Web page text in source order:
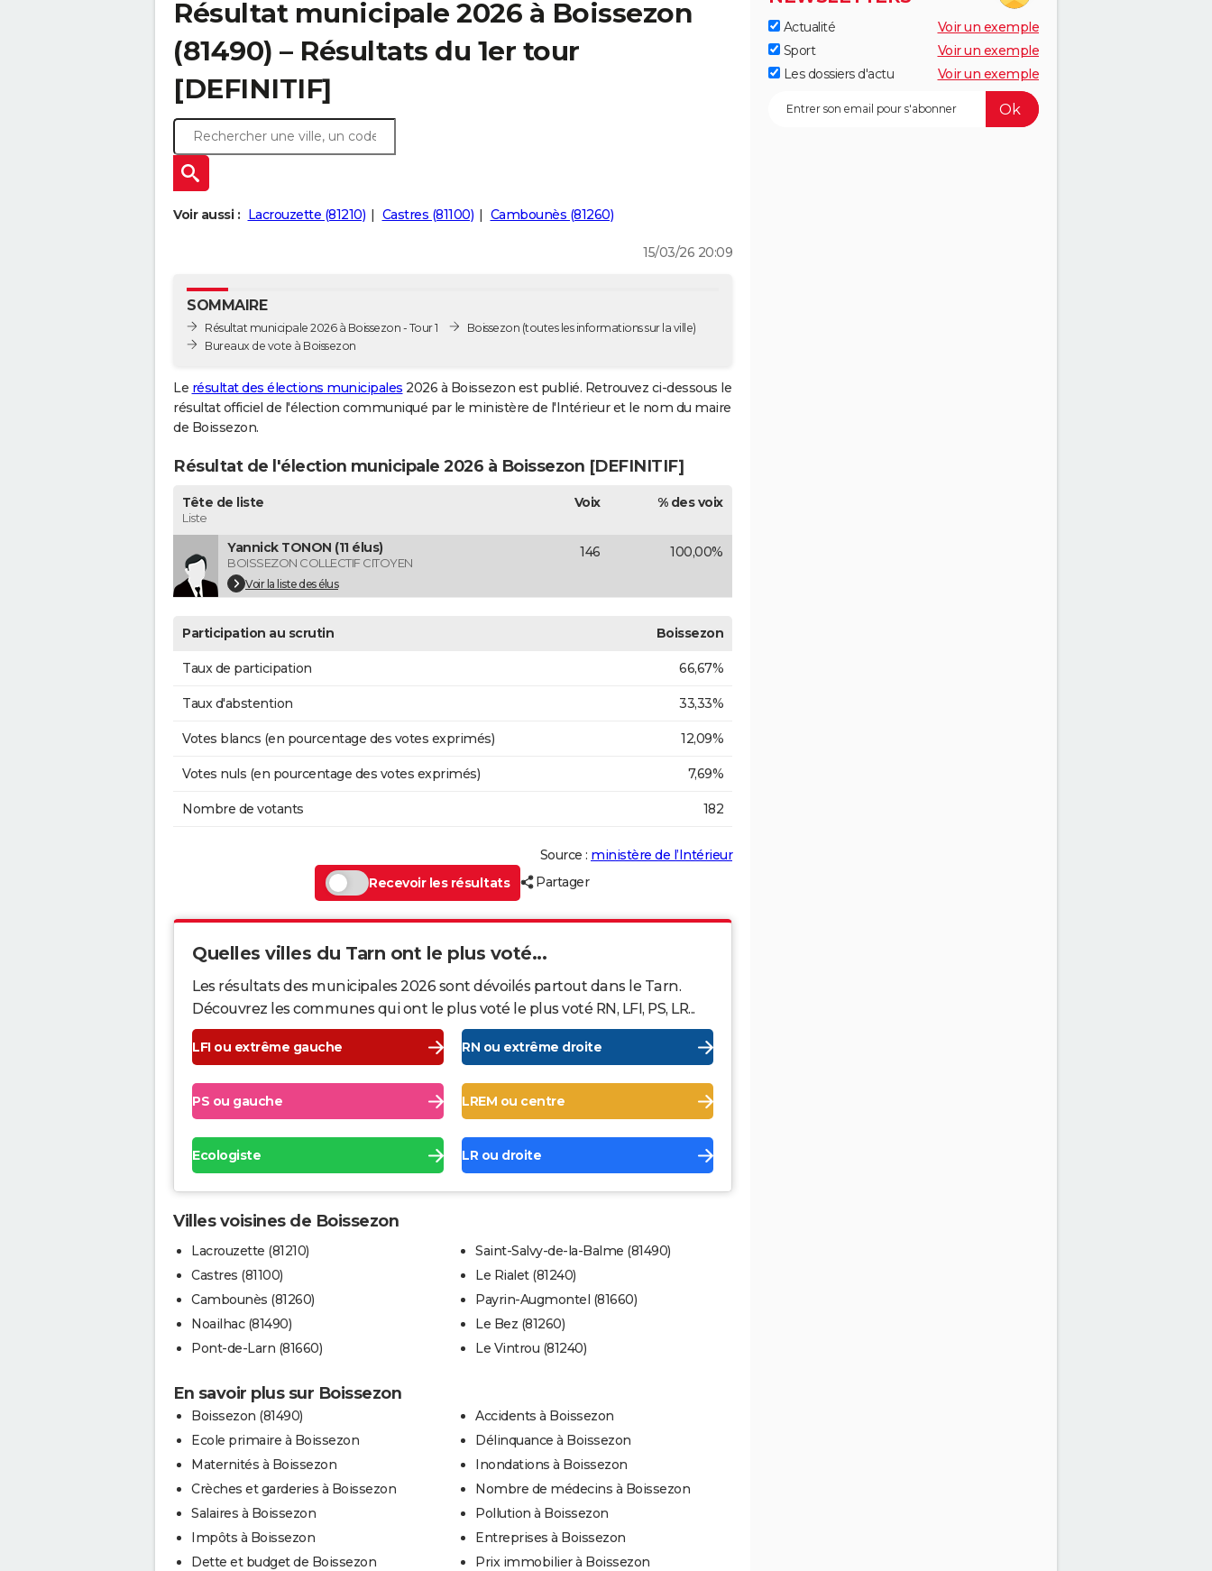
Résultat municipale 2026 à Boissezon
(81490) – Résultats du 1er tour
[DEFINITIF]
Voir aussi : Lacrouzette (81210) Castres (81100) Cambounès (81260)
15/03/26 20:09
SOMMAIRE
Résultat municipale 2026 à Boissezon - Tour 1
Bureaux de vote à Boissezon
Boissezon (toutes les informations sur la ville)
Le résultat des élections municipales 2026 à Boissezon est publié. Retrouvez ci-dessous le
résultat officiel de l'élection communiqué par le ministère de l'Intérieur et le nom du maire
de Boissezon.
Résultat de l'élection municipale 2026 à Boissezon [DEFINITIF]
Tête de liste
Liste
Voix % des voix
Yannick TONON (11 élus)
BOISSEZON COLLECTIF CITOYEN
Voir la liste des élus
146 100,00%
Participation au scrutin Boissezon
Taux de participation 66,67%
Taux d'abstention 33,33%
Votes blancs (en pourcentage des votes exprimés) 12,09%
Votes nuls (en pourcentage des votes exprimés) 7,69%
Nombre de votants 182
Source : ministère de l’Intérieur
Recevoir les résultats
Partager
Quelles villes du Tarn ont le plus voté...
Les résultats des municipales 2026 sont dévoilés partout dans le Tarn.
Découvrez les communes qui ont le plus voté le plus voté RN, LFI, PS, LR...
LFI ou extrême gauche RN ou extrême droite
PS ou gauche LREM ou centre
Ecologiste LR ou droite
Villes voisines de Boissezon
Lacrouzette (81210)
Castres (81100)
Cambounès (81260)
Noailhac (81490)
Pont-de-Larn (81660)
Saint-Salvy-de-la-Balme (81490)
Le Rialet (81240)
Payrin-Augmontel (81660)
Le Bez (81260)
Le Vintrou (81240)
En savoir plus sur Boissezon
Boissezon (81490)
Ecole primaire à Boissezon
Maternités à Boissezon
Crèches et garderies à Boissezon
Salaires à Boissezon
Impôts à Boissezon
Dette et budget de Boissezon
Accidents à Boissezon
Délinquance à Boissezon
Inondations à Boissezon
Nombre de médecins à Boissezon
Pollution à Boissezon
Entreprises à Boissezon
Prix immobilier à Boissezon
Actualité
Voir un exemple
Sport
Voir un exemple
Les dossiers d'actu
Voir un exemple